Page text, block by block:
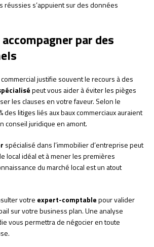
réussies s’appuient sur des données
par des
justifie souvent le recours à des
peut vous aider à éviter les pièges
les clauses en votre faveur. Selon le
des litiges liés aux baux commerciaux auraient
conseil juridique en amont.
spécialisé dans l’immobilier d’entreprise peut
local idéal et à mener les premières
du marché local est un atout
votre expert-comptablepour valider
sur votre business plan. Une analyse
vous permettra de négocier en toute